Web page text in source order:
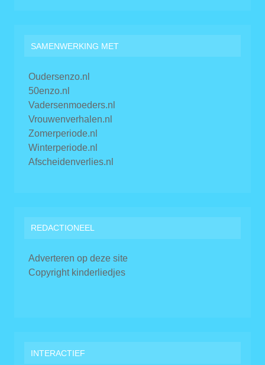
SAMENWERKING MET
Oudersenzo.nl
50enzo.nl
Vadersenmoeders.nl
Vrouwenverhalen.nl
Zomerperiode.nl
Winterperiode.nl
Afscheidenverlies.nl
REDACTIONEEL
Adverteren op deze site
Copyright kinderliedjes
INTERACTIEF